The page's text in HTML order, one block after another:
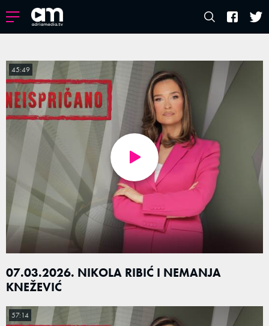
07.03.2026. NIKOLA RIBIĆ I NEMANJA
KNEŽEVIĆ
45:49
57:14